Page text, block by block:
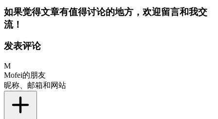
如果觉得文章有值得讨论的地方，欢迎留言和我交
流！
发表评论
M
Mofei的朋友
昵称、邮箱和网站